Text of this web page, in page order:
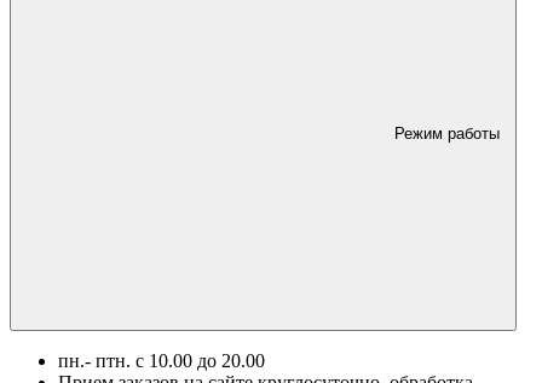
Режим работы
пн.- птн. c 10.00 до 20.00